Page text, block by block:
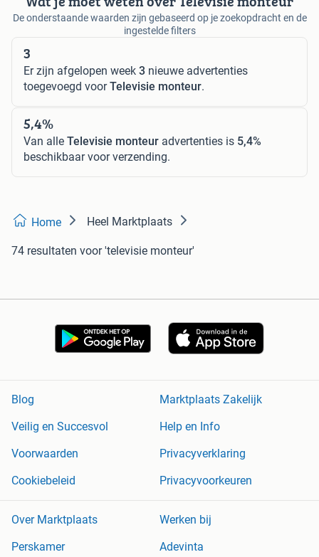
De onderstaande waarden zijn gebaseerd op je zoekopdracht en de
ingestelde filters
3
Er zijn afgelopen week 3 nieuwe advertenties
toegevoegd voorTelevisie monteur.
5,4%
Van alle Televisie monteur advertenties is 5,4%
beschikbaar voor verzending.
Home Heel Marktplaats
74 resultaten voor 'televisie monteur'
Blog
Marktplaats Zakelijk
Veilig en Succesvol
Help en Info
Voorwaarden
Privacyverklaring
Cookiebeleid
Privacyvoorkeuren
Over Marktplaats
Werken bij
Perskamer
Adevinta